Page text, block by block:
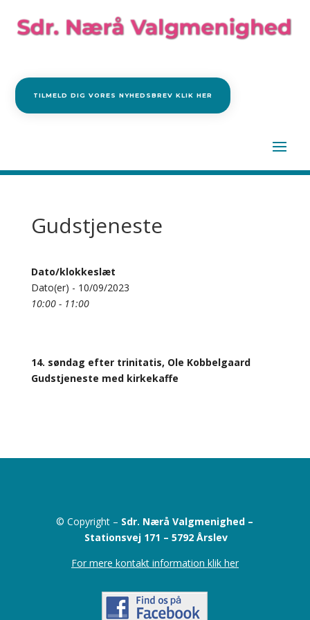
TILMELD DIG VORES NYHEDSBREV KLIK HER
Gudstjeneste
Dato/klokkeslæt
Dato(er) - 10/09/2023
10:00 - 11:00
14. søndag efter trinitatis, Ole Kobbelgaard
Gudstjeneste med kirkekaffe
© Copyright – Sdr. Nærå Valgmenighed –
Stationsvej 171 –5792 Årslev
For mere kontakt information klik her